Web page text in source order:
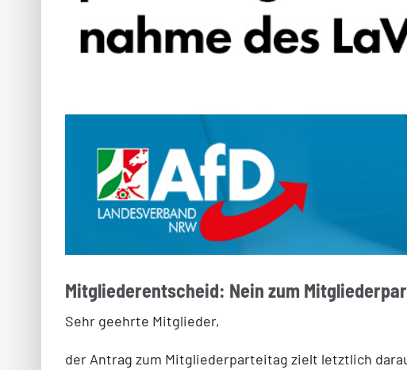
Mitgliederentscheid: Nein zum
Sehr geehrte Mitglieder,
der Antrag zum Mitgliederparteitag zielt letztlich